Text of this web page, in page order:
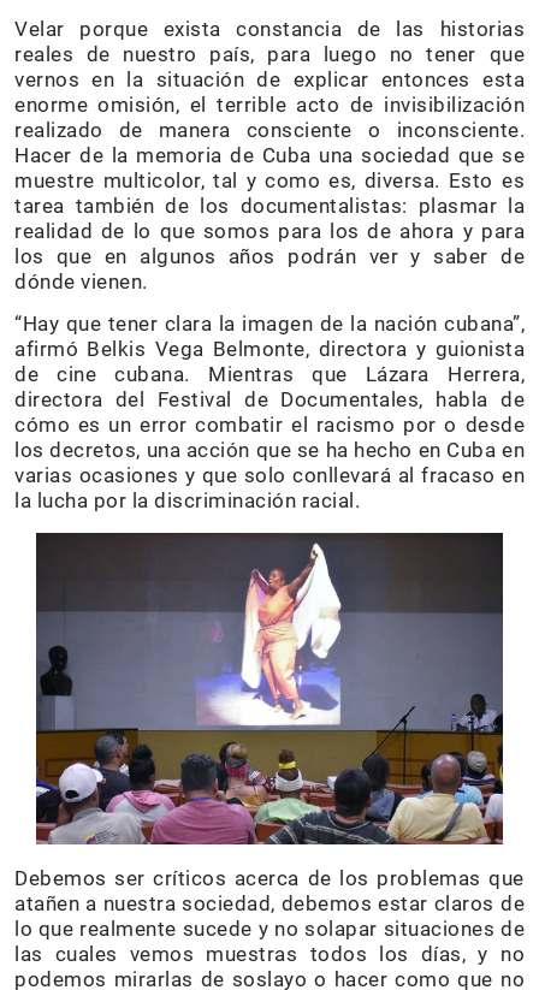
Velar porque exista constancia de las historias
reales de nuestro país, para luego no tener que
vernos en la situación de explicar entonces esta
enorme omisión, el terrible acto de invisibilización
realizado de manera consciente o inconsciente.
Hacer de la memoria de Cuba una sociedad que se
muestre multicolor, tal y como es, diversa. Esto es
tarea también de los documentalistas: plasmar la
realidad de lo que somos para los de ahora y para
los que en algunos años podrán ver y saber de
dónde vienen.
“Hay que tener clara la imagen de la nación cubana”,
afirmó Belkis Vega Belmonte, directora y guionista
de cine cubana. Mientras que Lázara Herrera,
directora del Festival de Documentales, habla de
cómo es un error combatir el racismo por o desde
los decretos, una acción que se ha hecho en Cuba en
varias ocasiones y que solo conllevará al fracaso en
la lucha por la discriminación racial.
Debemos ser críticos acerca de los problemas que
atañen a nuestra sociedad, debemos estar claros de
lo que realmente sucede y no solapar situaciones de
las cuales vemos muestras todos los días, y no
podemos mirarlas de soslayo o hacer como que no